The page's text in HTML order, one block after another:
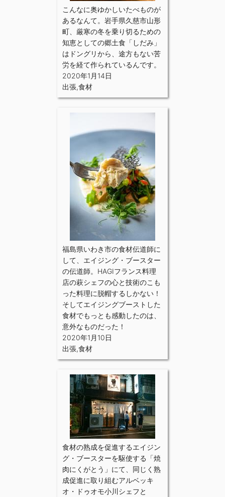
こんなに奥ゆかしいたべものが
あるなんて。岩手県久慈市山形
町、厳寒の冬を乗り切るための
知恵としての郷土食「しだみ」
はドングリから、途方もない苦
労を経て作られているんです。
2020年1月14日
出張,食材
福島県いわき市の食材伝道師に
して、エイジング・ブースター
の伝道師。HAGIフランス料理
店の萩シェフの心と技術のこも
った料理に脱帽するしかない！
そしてエイジングブーストした
食材でもっとも感動したのは、
意外なものだった！
2020年1月10日
出張,食材
食材の熟成を促進するエイジン
グ・ブースターを駆使する「焼
肉にくがとう」にて、同じく熟
成促進に取り組むアルベッキ
オ・ドゥオモ小川シェフと